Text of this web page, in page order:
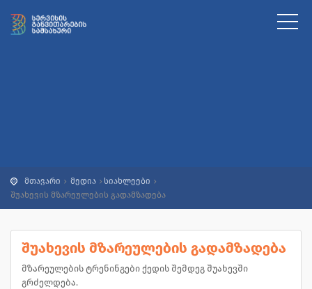
მთავარი მედია
სიახლეები
შუახევის მზარეულების გადამზადება
შუახევის მზარეულების გადამზადება
მზარეულების ტრენინგები ქედის შემდეგ შუახევში
გრძელდება.